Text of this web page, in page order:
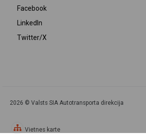
Facebook
LinkedIn
Twitter/X
2026 © Valsts SIA Autotransporta direkcija
Vietnes karte